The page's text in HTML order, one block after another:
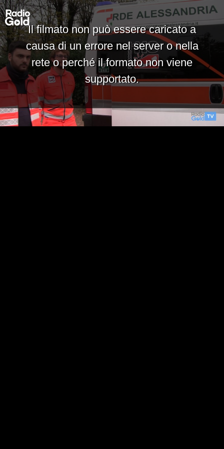
Il filmato non può essere caricato a
causa di un errore nel server o nella
rete o perché il formato non viene
supportato.